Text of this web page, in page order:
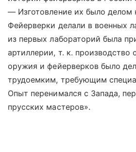
— Изготовление их было делом
Фейерверки делали в военных
из первых лабораторий была
артиллерии, т. к. производство
оружия и фейерверков было
трудоемким, требующим
Опыт перенимался с Запада,
прусских мастеров».